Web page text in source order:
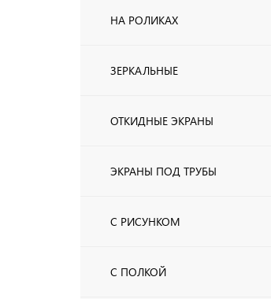
НА РОЛИКАХ
ЗЕРКАЛЬНЫЕ
ОТКИДНЫЕ ЭКРАНЫ
ЭКРАНЫ ПОД ТРУБЫ
С РИСУНКОМ
С ПОЛКОЙ